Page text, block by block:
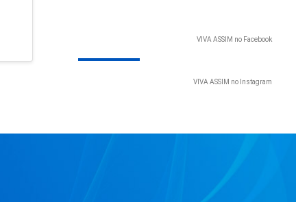
VIVA ASSIM no Facebook
VIVA ASSIM no Instagram